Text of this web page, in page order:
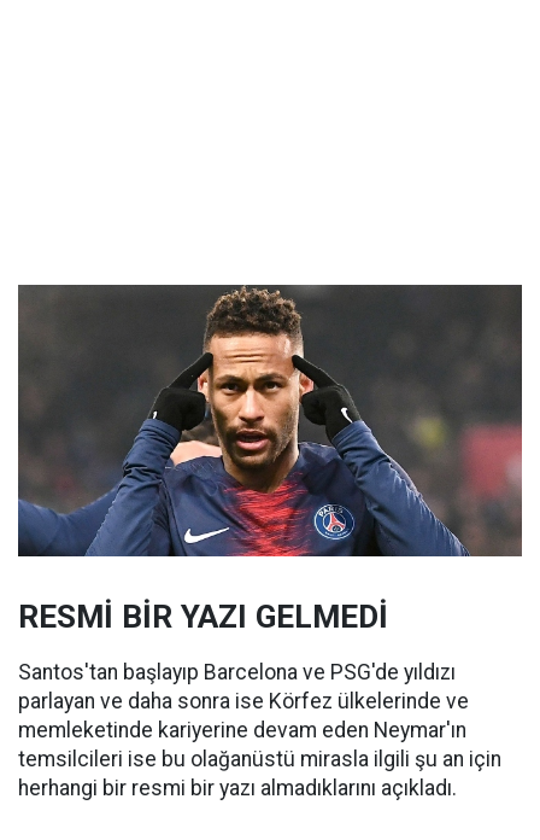
RESMİ BİR YAZI GELMEDİ
Santos'tan başlayıp Barcelona ve PSG'de yıldızı
parlayan ve daha sonra ise Körfez ülkelerinde ve
memleketinde kariyerine devam eden Neymar'ın
temsilcileri ise bu olağanüstü mirasla ilgili şu an için
herhangi bir resmi bir yazı almadıklarını açıkladı.